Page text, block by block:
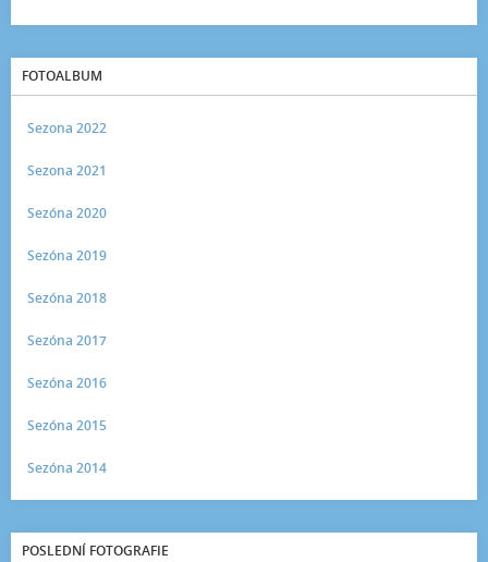
FOTOALBUM
Sezona 2022
Sezona 2021
Sezóna 2020
Sezóna 2019
Sezóna 2018
Sezóna 2017
Sezóna 2016
Sezóna 2015
Sezóna 2014
POSLEDNÍ FOTOGRAFIE